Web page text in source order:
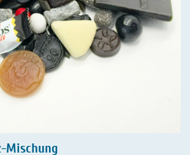
Mischung